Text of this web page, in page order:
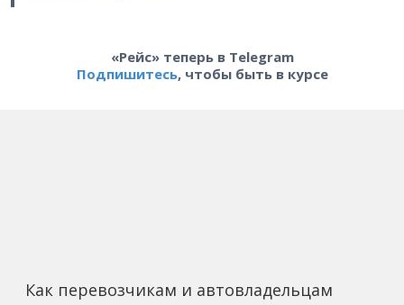
«Рейс» теперь в Telegram
Подпишитесь, чтобы быть в курсе
Как перевозчикам и автовладельцам